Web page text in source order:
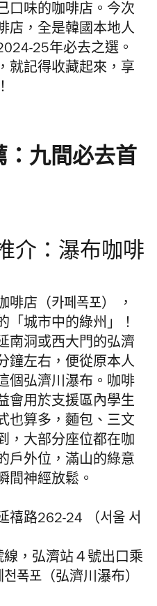
口味的咖啡店。今次
店，全是韓國本地人
25年必去之選。
就記得收藏起來，享
九間必去首
介：瀑布咖啡
店（카페폭포） ，
「城市中的綠州」！
南洞或西大門的弘濟
鐘左右，便從原本人
個弘濟川瀑布。咖啡
會用於支援區內學生
也算多，麵包、三文
，大部分座位都在咖
戶外位，滿山的綠意
間神經放鬆。
禧路262-24 （서울 서
，弘濟站４號出口乘
폭포（弘濟川瀑布）